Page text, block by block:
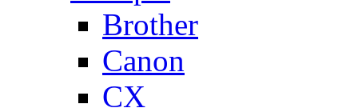
Brother
Canon
CX